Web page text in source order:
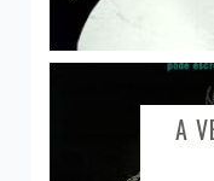
A